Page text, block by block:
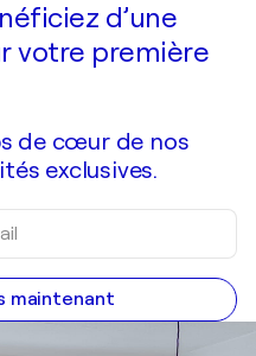
d’une
votre première
de cœur de nos
exclusives.
maintenant